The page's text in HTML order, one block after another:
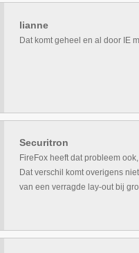
lianne
Dat komt geheel en al door IE
Securitron
FireFox heeft dat probleem
Dat verschil komt overigens
van een verragde lay-out bij